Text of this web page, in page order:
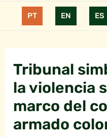
PT EN ES
Tribunal
la violencia
marco del
armado